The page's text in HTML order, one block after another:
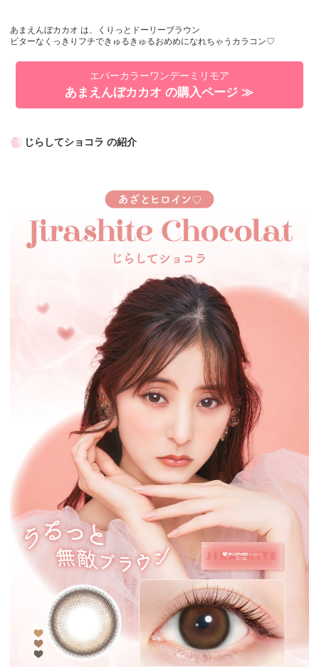
あまえんぼカカオ は、くりっとドーリーブラウン
ビターなくっきりフチできゅるきゅるおめめになれちゃうカラコン♡
エバーカラーワンデーミリモア
あまえんぼカカオ の購入ページ ≫
じらしてショコラ の紹介